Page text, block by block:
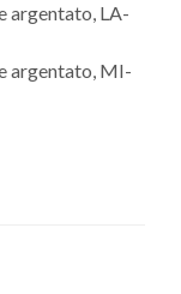
argentato, LA-
argentato, MI-